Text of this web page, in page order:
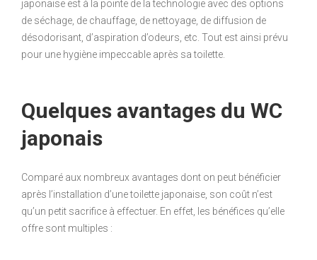
japonaise est à la pointe de la technologie avec des options
de séchage, de chauffage, de nettoyage, de diffusion de
désodorisant, d’aspiration d’odeurs, etc. Tout est ainsi prévu
pour une hygiène impeccable après sa toilette.
Quelques avantages du WC
japonais
Comparé aux nombreux avantages dont on peut bénéficier
après l’installation d’une toilette japonaise, son coût n’est
qu’un petit sacrifice à effectuer. En effet, les bénéfices qu’elle
offre sont multiples :